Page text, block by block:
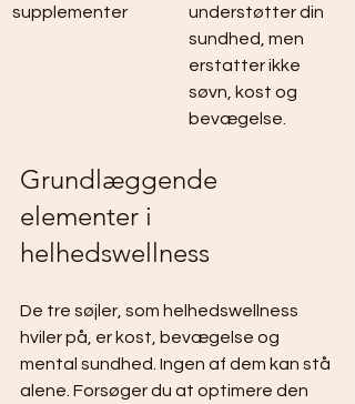
supplementer
understøtter din
sundhed, men
erstatter ikke
søvn, kost og
bevægelse.
Grundlæggende
elementer i
helhedswellness
De tre søjler, som helhedswellness
hviler på, er kost, bevægelse og
mental sundhed. Ingen af dem kan stå
alene. Forsøger du at optimere den